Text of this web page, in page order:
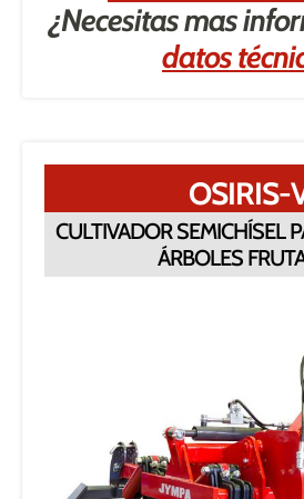
¿Necesitas mas
datos
OSIRIS-
CULTIVADOR SEMICHÍSEL
ÁRBOLES